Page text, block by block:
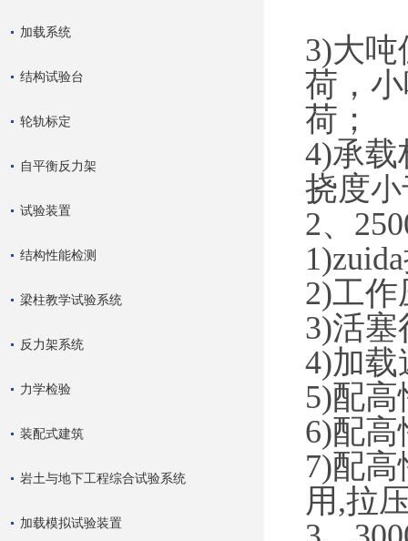
加载系统
结构试验台
轮轨标定
自平衡反力架
试验装置
结构性能检测
梁柱教学试验系统
反力架系统
力学检验
装配式建筑
岩土与地下工程综合试验系统
加载模拟试验装置
3)大吨
荷，
荷
4)承载
挠度
2、
2)工作
3)活塞
4)加载
5)配
6)配
7)配
用,拉